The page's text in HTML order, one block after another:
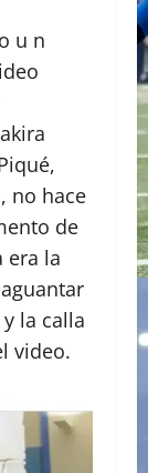
u n
no hace
de
era la
la calla
video.